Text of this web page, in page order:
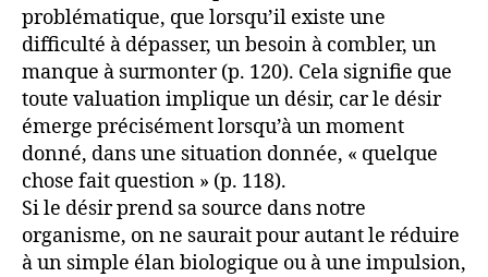
problématique, que lorsqu’il existe une
difficulté à dépasser, un besoin à combler, un
manque à surmonter (p. 120). Cela signifie que
toute valuation implique un désir, car le désir
émerge précisément lorsqu’à un moment
donné, dans une situation donnée, « quelque
chose fait question » (p. 118).
Si le désir prend sa source dans notre
organisme, on ne saurait pour autant le réduire
à un simple élan biologique ou à une impulsion,